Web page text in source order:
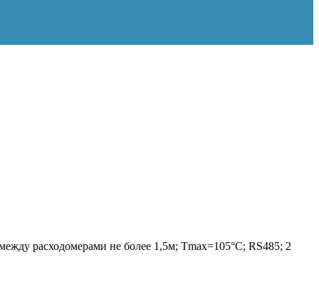
расходомерами не более 1,5м; Tmax=105°С; RS485; 2